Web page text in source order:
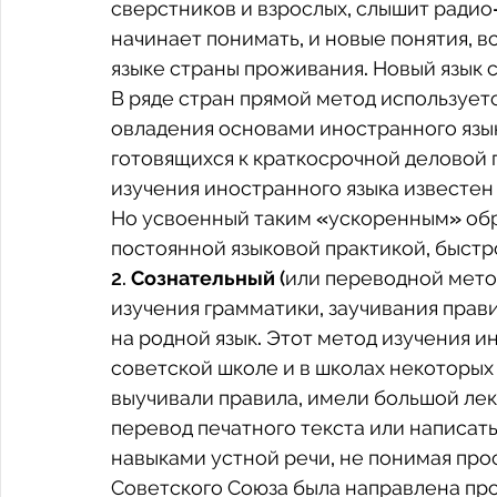
сверстников и взрослых, слышит
начинает понимать, и новые понятия,
языке страны проживания. Новый язык
В ряде стран прямой метод
овладения основами иностранного
готовящихся к краткосрочной
изучения иностранного языка
Но усвоенный таким «ускоренным»
постоянной языковой практикой,
2. Сознательный (или переводной
изучения грамматики, заучивания
на родной язык. Этот метод изучения
советской школе и в школах
выучивали правила, имели большой
перевод печатного текста или
навыками устной речи, не понимая
Советского Союза была направлена